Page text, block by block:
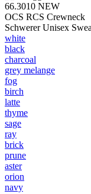
66.3010 NEW
OCS RCS Crewneck
Schwerer Unisex
white
black
charcoal
grey melange
fog
birch
latte
thyme
sage
ray
brick
prune
aster
orion
navy